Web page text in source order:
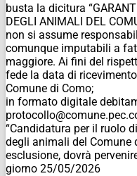
busta la dicitura
DEGLI ANIMALI DEL
non si assume
comunque imputabili a
maggiore. Ai fini del
fede la data di
Comune di Como;
in formato digitale
“Candidatura per il ruolo
degli animali del Comune
esclusione, dovrà
giorno 25/05/2026